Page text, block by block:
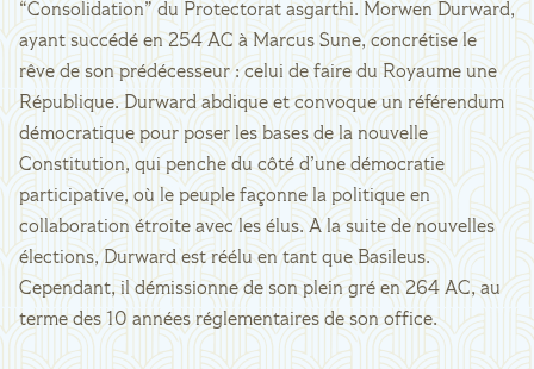
“Consolidation” du Protectorat asgarthi. Morwen Durward,
ayant succédé en 254 AC à Marcus Sune, concrétise le
rêve de son prédécesseur : celui de faire du Royaume une
République. Durward abdique et convoque un référendum
démocratique pour poser les bases de la nouvelle
Constitution, qui penche du côté d’une démocratie
participative, où le peuple façonne la politique en
collaboration étroite avec les élus. A la suite de nouvelles
élections, Durward est réélu en tant que Basileus.
Cependant, il démissionne de son plein gré en 264 AC, au
terme des 10 années réglementaires de son office.